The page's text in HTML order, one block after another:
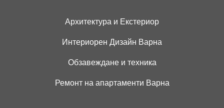
Архитектура и Екстериор
Интериорен Дизайн Варна
Обзавеждане и техника
Ремонт на апартаменти Варна